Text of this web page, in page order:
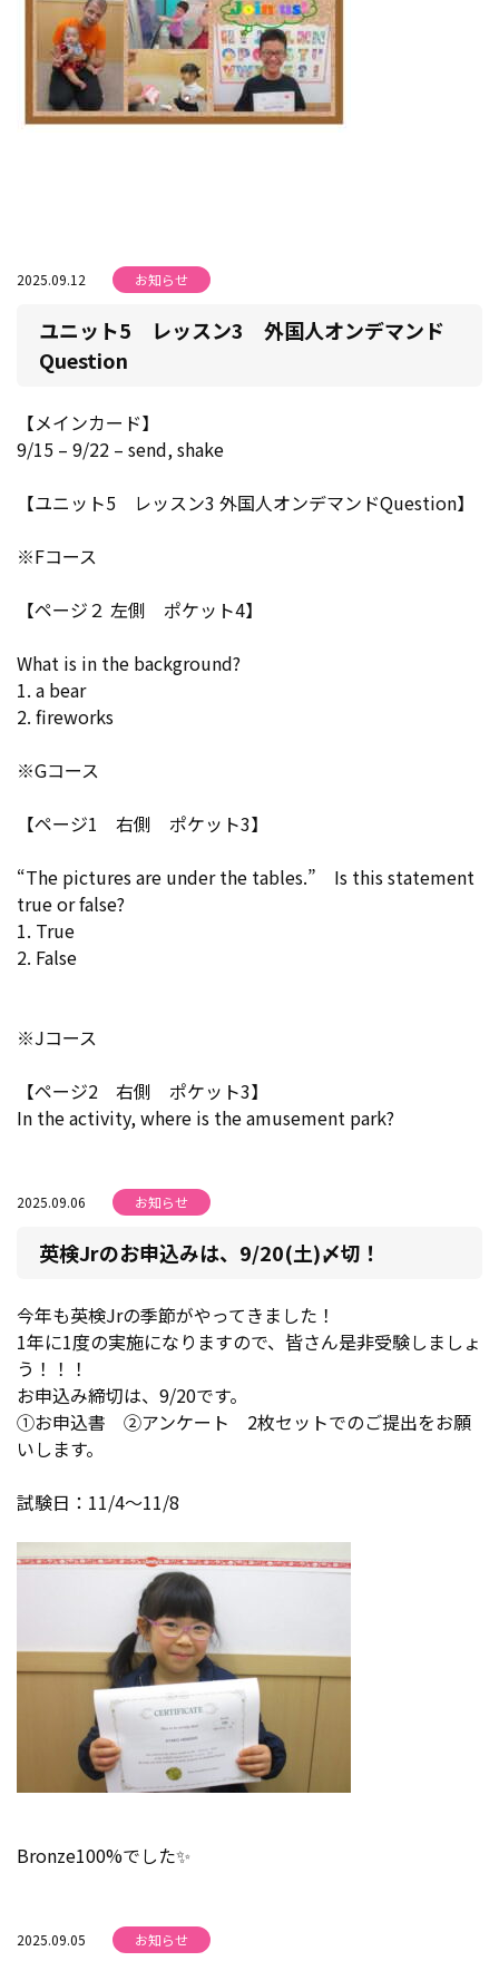
2025.09.12 お知らせ
ユニット5 レッスン3 外国人オンデマンド
Question
【メインカード】
9/15 – 9/22 – send, shake
【ユニット5 レッスン3 外国人オンデマンドQuestion】
※Fコース
【ページ２ 左側 ポケット4】
What is in the background?
1. a bear
2. fireworks
※Gコース
【ページ1 右側 ポケット3】
“The pictures are under the tables.” Is this statement
true or false?
1. True
2. False
※Jコース
【ページ2 右側 ポケット3】
In the activity, where is the amusement park?
2025.09.06 お知らせ
英検Jrのお申込みは、9/20(土)〆切！
今年も英検Jrの季節がやってきました！
1年に1度の実施になりますので、皆さん是非受験しましょ
う！！！
お申込み締切は、9/20です。
①お申込書 ②アンケート 2枚セットでのご提出をお願
いします。
試験日：11/4～11/8
Bronze100%でした✨
2025.09.05 お知らせ